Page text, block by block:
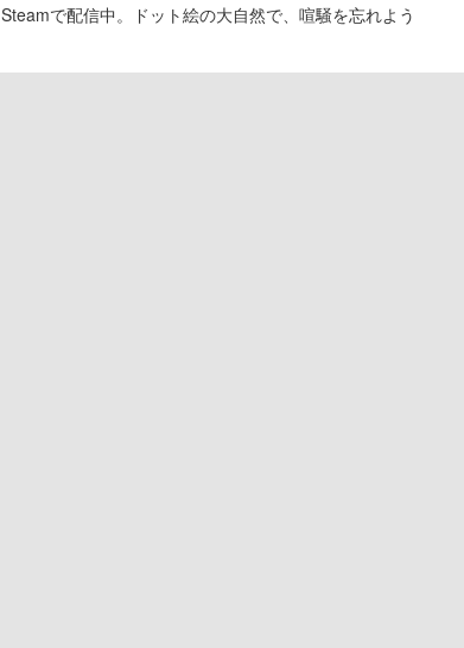
Steamで配信中。ドット絵の大自然で、喧騒を忘れよう